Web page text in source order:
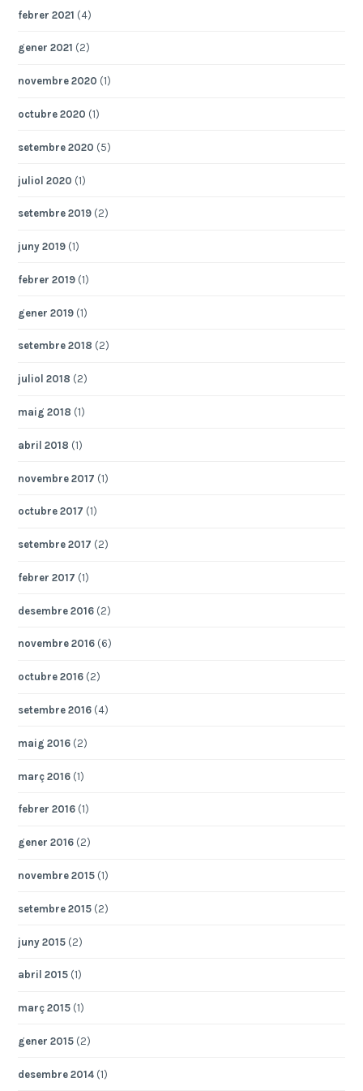
febrer 2021 (4)
gener 2021 (2)
novembre 2020 (1)
octubre 2020 (1)
setembre 2020 (5)
juliol 2020 (1)
setembre 2019 (2)
juny 2019 (1)
febrer 2019 (1)
gener 2019 (1)
setembre 2018 (2)
juliol 2018 (2)
maig 2018 (1)
abril 2018 (1)
novembre 2017 (1)
octubre 2017 (1)
setembre 2017 (2)
febrer 2017 (1)
desembre 2016 (2)
novembre 2016 (6)
octubre 2016 (2)
setembre 2016 (4)
maig 2016 (2)
març 2016 (1)
febrer 2016 (1)
gener 2016 (2)
novembre 2015 (1)
setembre 2015 (2)
juny 2015 (2)
abril 2015 (1)
març 2015 (1)
gener 2015 (2)
desembre 2014 (1)